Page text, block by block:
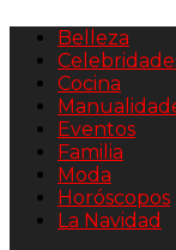
Belleza
Cocina
Eventos
Familia
Moda
Horóscopos
La Navidad